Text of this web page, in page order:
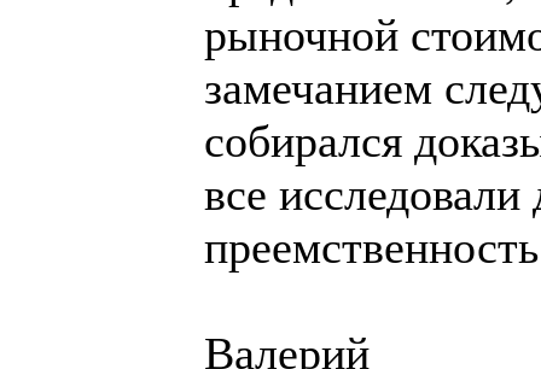
рыночной
замечанием
собирался
все
Валерий